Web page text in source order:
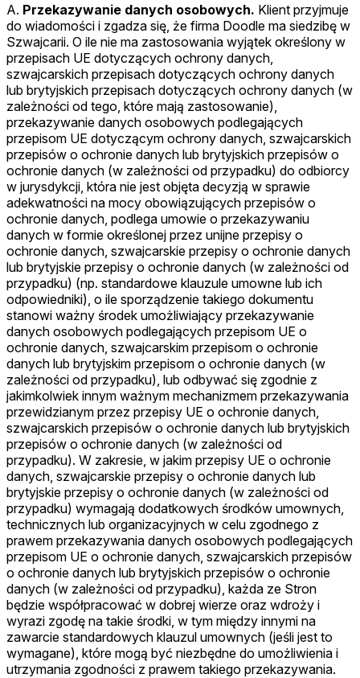
A. Przekazywanie danych osobowych. Klient przyjmuje
do wiadomości i zgadza się, że firma Doodle ma siedzibę w
Szwajcarii. O ile nie ma zastosowania wyjątek określony w
przepisach UE dotyczących ochrony danych,
szwajcarskich przepisach dotyczących ochrony danych
lub brytyjskich przepisach dotyczących ochrony danych (w
zależności od tego, które mają zastosowanie),
przekazywanie danych osobowych podlegających
przepisom UE dotyczącym ochrony danych, szwajcarskich
przepisów o ochronie danych lub brytyjskich przepisów o
ochronie danych (w zależności od przypadku) do odbiorcy
w jurysdykcji, która nie jest objęta decyzją w sprawie
adekwatności na mocy obowiązujących przepisów o
ochronie danych, podlega umowie o przekazywaniu
danych w formie określonej przez unijne przepisy o
ochronie danych, szwajcarskie przepisy o ochronie danych
lub brytyjskie przepisy o ochronie danych (w zależności od
przypadku) (np. standardowe klauzule umowne lub ich
odpowiedniki), o ile sporządzenie takiego dokumentu
stanowi ważny środek umożliwiający przekazywanie
danych osobowych podlegających przepisom UE o
ochronie danych, szwajcarskim przepisom o ochronie
danych lub brytyjskim przepisom o ochronie danych (w
zależności od przypadku), lub odbywać się zgodnie z
jakimkolwiek innym ważnym mechanizmem przekazywania
przewidzianym przez przepisy UE o ochronie danych,
szwajcarskich przepisów o ochronie danych lub brytyjskich
przepisów o ochronie danych (w zależności od
przypadku). W zakresie, w jakim przepisy UE o ochronie
danych, szwajcarskie przepisy o ochronie danych lub
brytyjskie przepisy o ochronie danych (w zależności od
przypadku) wymagają dodatkowych środków umownych,
technicznych lub organizacyjnych w celu zgodnego z
prawem przekazywania danych osobowych podlegających
przepisom UE o ochronie danych, szwajcarskich przepisów
o ochronie danych lub brytyjskich przepisów o ochronie
danych (w zależności od przypadku), każda ze Stron
będzie współpracować w dobrej wierze oraz wdroży i
wyrazi zgodę na takie środki, w tym między innymi na
zawarcie standardowych klauzul umownych (jeśli jest to
wymagane), które mogą być niezbędne do umożliwienia i
utrzymania zgodności z prawem takiego przekazywania.